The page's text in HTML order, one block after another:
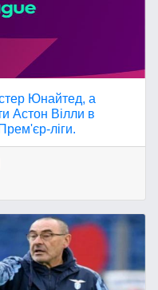
Юнайтед, а
Астон Вілли в
ліги.